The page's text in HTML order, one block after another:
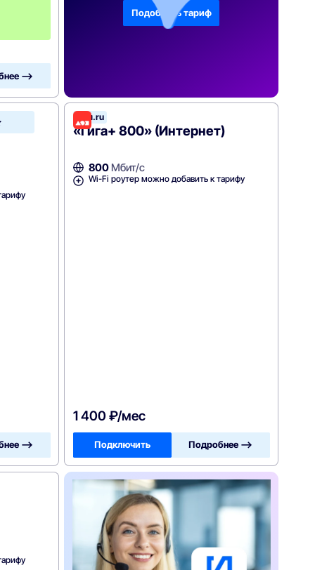
—>
Подобрать тариф
Зеленая
точка
—>
Дом.ru
«Гига+ 800» (Интернет)
800 Мбит/с
Wi-Fi роутер можно добавить к тарифу
1 400 ₽/мес
Подключить Подробнее —>